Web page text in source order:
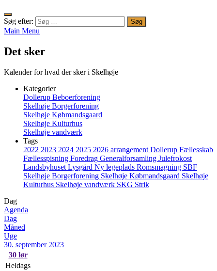
Søg efter:
Main Menu
Det sker
Kalender for hvad der sker i Skelhøje
Kategorier
Dollerup Beboerforening
Skelhøje Borgerforening
Skelhøje Købmandsgaard
Skelhøje Kulturhus
Skelhøje vandværk
Tags
2022 2023 2024 2025 2026 arrangement Dollerup Fællesskab
Fællesspisning Foredrag Generalforsamling Julefrokost
Landsbyhuset Lysgård Ny legeplads Romsmagning SBF
Skelhøje Borgerforening Skelhøje Købmandsgaard Skelhøje
Kulturhus Skelhøje vandværk SKG Strik
Dag
Agenda
Dag
Måned
Uge
30. september 2023
30 lør
Heldags